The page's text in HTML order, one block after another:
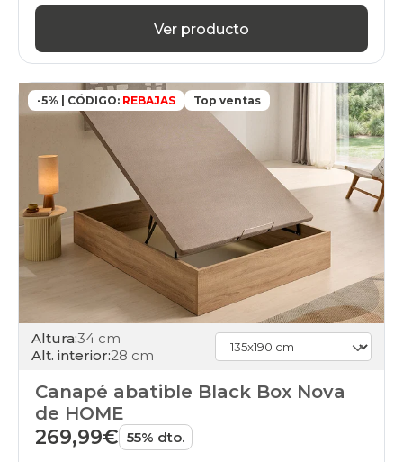
cambria
canapes-
100x200cm
cambria
canapes-
abatibles
105x180cm
cambria
canapes-
abatibles
canapes-
abatibles
105x200cm
cambria
canapes-
abatibles
105x210cm-
especial
canapes-
abatibles
Ver producto
-5% | CÓDIGO: REBAJAS Top ventas
Altura:34 cm
Alt. interior:28 cm
Canapé abatible Black Box Nova
de HOME
269,99€ 55% dto.